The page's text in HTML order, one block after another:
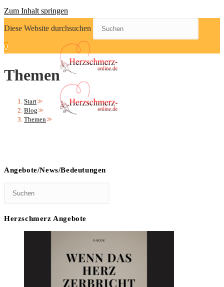
Zum Inhalt springen
Diese Website durchsuchen
0
Themen
Start>>
Blog>>
Themen>>
Angebote/News/Bedeutungen
Herzschmerz Angebote